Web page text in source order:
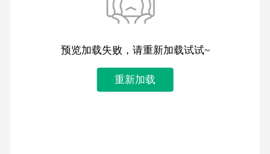
预览加载失败，请重新加载试试~
重新加载